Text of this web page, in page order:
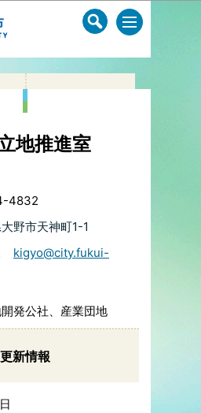
ジの本文へ移動
地推進室
4832
野市天神町1-1
kigyo@city.fukui-
発公社、産業団地
更新情報